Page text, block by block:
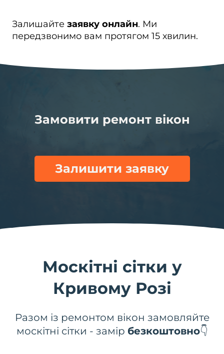
Залишайте заявку онлайн. Ми
передзвонимо вам протягом 15 хвилин.
Замовити ремонт вікон
Залишити заявку
Москітні сітки у
Кривому Розі
Разом із ремонтом вікон замовляйте
москітні сітки - замір безкоштовно👇